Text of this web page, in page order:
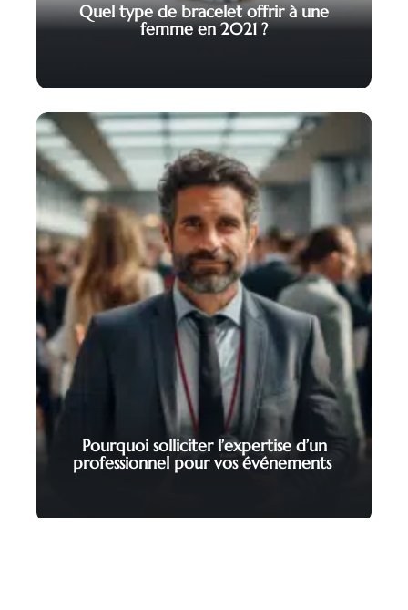
Quel type de bracelet offrir à une
femme en 2021 ?
Pourquoi solliciter l’expertise d’un
professionnel pour vos événements